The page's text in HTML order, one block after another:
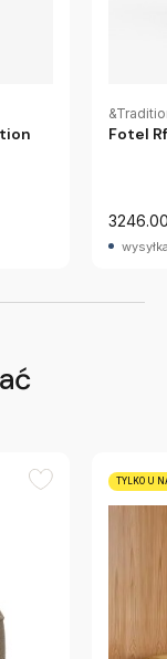
Fotel
TYLKO U